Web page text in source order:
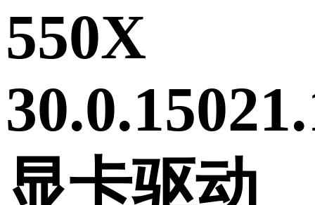
550X
显卡驱动